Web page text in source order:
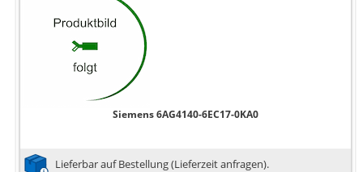
Siemens 6AG4140-6EC17-0KA0
Lieferbar auf Bestellung (Lieferzeit anfragen).